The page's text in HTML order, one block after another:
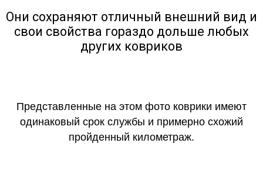
Они сохраняют отличный внешний вид и
свои свойства гораздо дольше любых
других ковриков
Представленные на этом фото коврики имеют
одинаковый срок службы и примерно схожий
пройденный километраж.